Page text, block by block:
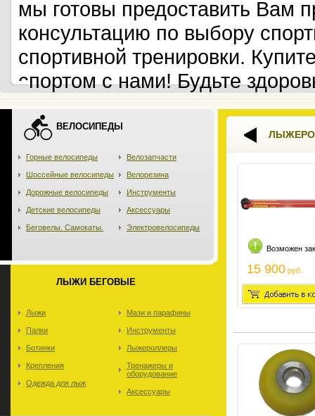
мы готовы предоставить Вам
консультацию по выбору
спортивной тренировки.
спортом с нами! Будьте
ВЕЛОСИПЕДЫ
Горные велосипеды
Шоссейные велосипеды
Дорожные велосипеды
Детские велосипеды
Беговелы. Самокаты.
Велозапчасти
Велорезина
Инструменты
Аксессуары
Электровелосипеды
ЛЫЖИ БЕГОВЫЕ
Лыжи
Палки
Ботинки
Крепления
Одежда для лыж
Мази и парафины
Инструменты
Лыжероллеры
Тренажеры и
оборудование
Аксессуары
Возможен
15 900 руб.